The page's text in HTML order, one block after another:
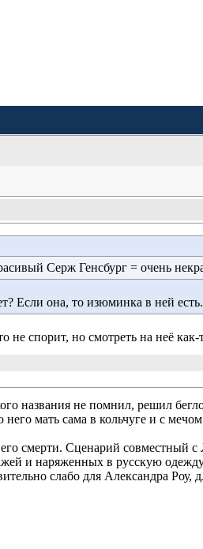
Серж Генсбург = очень
Если она, то изюминка в ней
спорит, но смотреть на неё как-
названия не помнил, решил
мать сама в кольчуге и с
смерти. Сценарий
и наряженных в русскую
слабо для Александра Роу,